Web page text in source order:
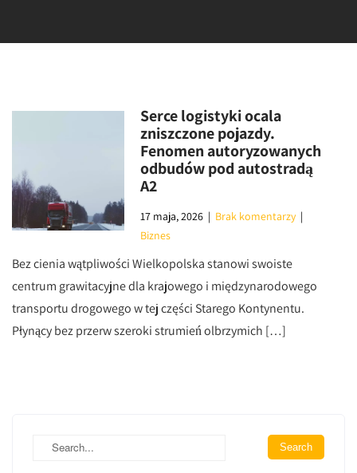
Serce logistyki ocala
zniszczone pojazdy.
Fenomen autoryzowanych
odbudów pod autostradą
A2
17 maja, 2026 | Brak komentarzy |
Biznes
Bez cienia wątpliwości Wielkopolska stanowi swoiste
centrum grawitacyjne dla krajowego i międzynarodowego
transportu drogowego w tej części Starego Kontynentu.
Płynący bez przerw szeroki strumień olbrzymich […]